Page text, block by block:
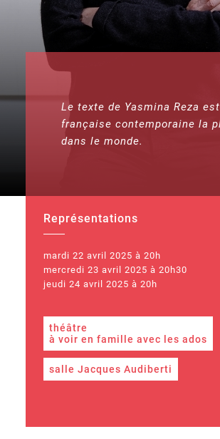
Le texte de Yasmina Reza
française contemporaine la
dans le monde.
Représentations
mardi 22 avril 2025 à 20h
mercredi 23 avril 2025 à 20h30
jeudi 24 avril 2025 à 20h
théâtre
à voir en famille avec les ados
salle Jacques Audiberti